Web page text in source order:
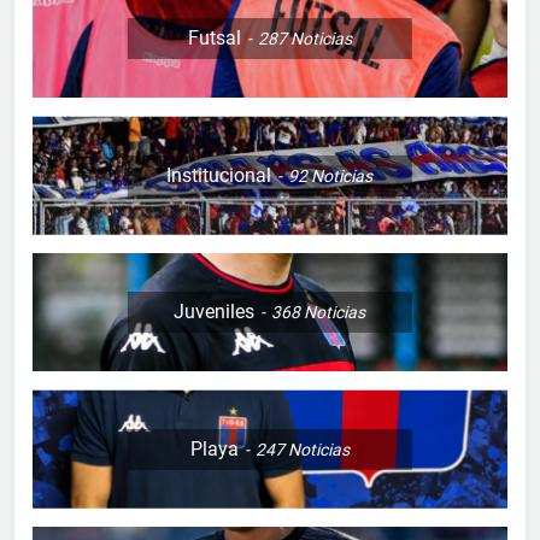
Futsal 287Noticias
Institucional 92Noticias
Juveniles 368Noticias
Playa 247Noticias